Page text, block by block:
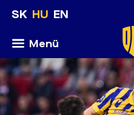
SK HU EN
Menü